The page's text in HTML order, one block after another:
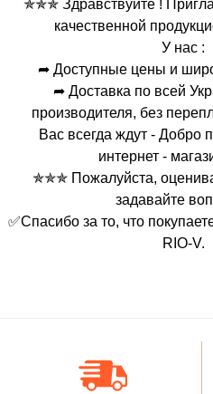
качественной
У нас :
➦ Доступные цены и
➦ Доставка по всей
производителя, без
Вас всегда ждут - Добро
интернет -
✯✯✯ Пожалуйста,
задавайте
✅Спасибо за то, что
RIO-V.